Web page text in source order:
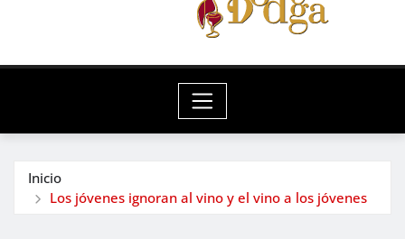
Inicio
Los jóvenes ignoran al vino y el vino a los jóvenes